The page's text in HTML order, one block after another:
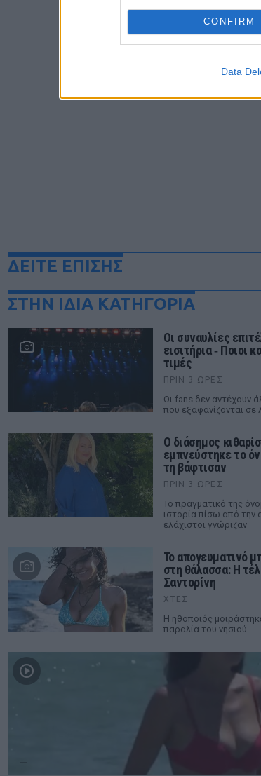
CONFIRM
Data
ΔΕΙΤΕ ΕΠΙΣΗΣ
ΣΤΗΝ ΙΔΙΑ ΚΑΤΗΓΟΡΙΑ
Οι συναυλίες
εισιτήρια ‑ Ποιοι
τιμές
ΠΡΙΝ 3 ΏΡΕΣ
Οι fans δεν αντέχουν
που εξαφανίζονται σε
Ο διάσημος
εμπνεύστηκε το
τη βάφτισαν
ΠΡΙΝ 3 ΏΡΕΣ
Το πραγματικό της
ιστορία πίσω από
ελάχιστοι γνώριζαν
Το απογευματινό
στη θάλασσα: Η
Σαντορίνη
ΧΤΕΣ
Η ηθοποιός
παραλία του νησιού